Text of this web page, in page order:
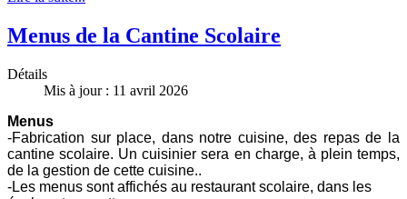
Menus de la Cantine Scolaire
Détails
Mis à jour : 11 avril 2026
Menus
-Fabrication sur place, dans notre cuisine, des repas de la
cantine scolaire. Un cuisinier sera en charge, à plein temps,
de la gestion de cette cuisine..
-Les menus sont affichés au restaurant scolaire, dans les